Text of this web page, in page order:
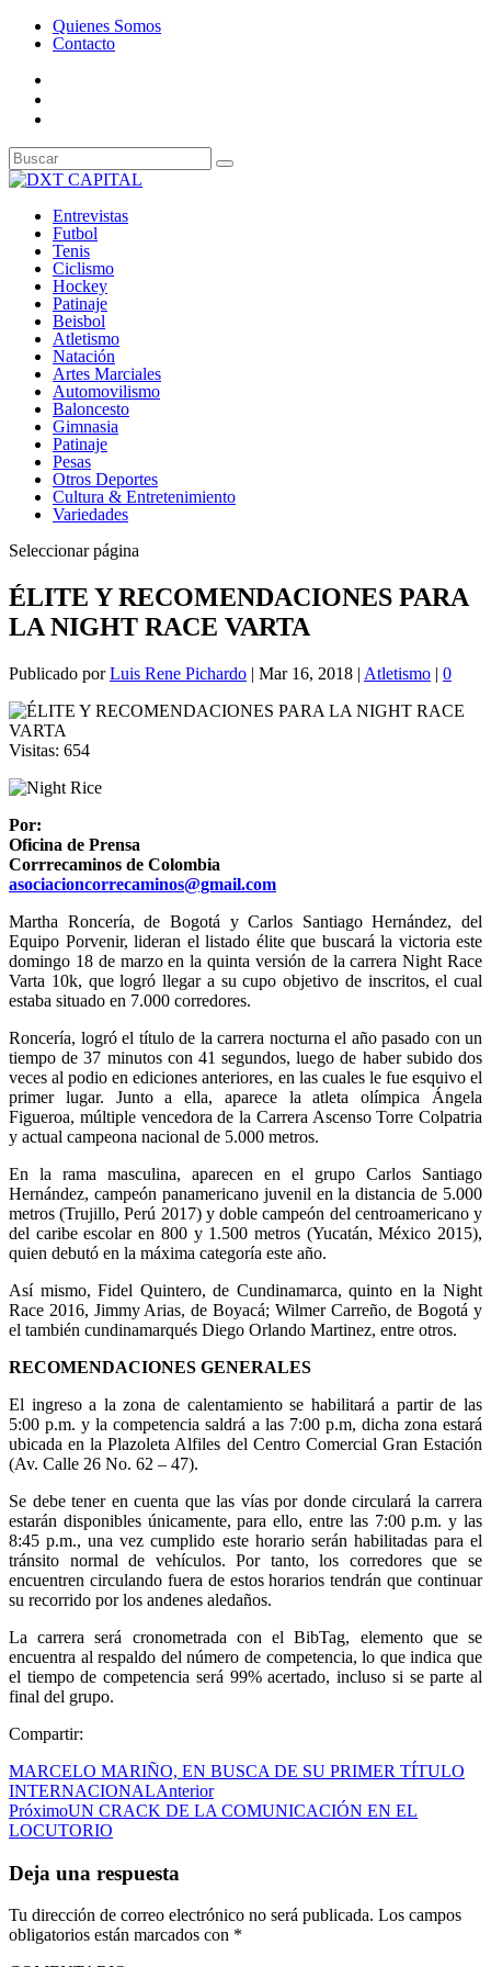
Quienes Somos
Contacto
Entrevistas
Futbol
Tenis
Ciclismo
Hockey
Patinaje
Beisbol
Atletismo
Natación
Artes Marciales
Automovilismo
Baloncesto
Gimnasia
Patinaje
Pesas
Otros Deportes
Cultura & Entretenimiento
Variedades
Seleccionar página
ÉLITE Y RECOMENDACIONES PARA
LA NIGHT RACE VARTA
Publicado porLuis Rene Pichardo | Mar 16, 2018 | Atletismo | 0
Visitas: 654
Por:
Oficina de Prensa
Corrrecaminos de Colombia
asociacioncorrecaminos@gmail.com
Martha Roncería, de Bogotá y Carlos Santiago Hernández, del
Equipo Porvenir, lideran el listado élite que buscará la victoria este
domingo 18 de marzo en la quinta versión de la carrera Night Race
Varta 10k, que logró llegar a su cupo objetivo de inscritos, el cual
estaba situado en 7.000 corredores.
Roncería, logró el título de la carrera nocturna el año pasado con un
tiempo de 37 minutos con 41 segundos, luego de haber subido dos
veces al podio en ediciones anteriores, en las cuales le fue esquivo el
primer lugar. Junto a ella, aparece la atleta olímpica Ángela
Figueroa, múltiple vencedora de la Carrera Ascenso Torre Colpatria
y actual campeona nacional de 5.000 metros.
En la rama masculina, aparecen en el grupo Carlos Santiago
Hernández, campeón panamericano juvenil en la distancia de 5.000
metros (Trujillo, Perú 2017) y doble campeón del centroamericano y
del caribe escolar en 800 y 1.500 metros (Yucatán, México 2015),
quien debutó en la máxima categoría este año.
Así mismo, Fidel Quintero, de Cundinamarca, quinto en la Night
Race 2016, Jimmy Arias, de Boyacá; Wilmer Carreño, de Bogotá y
el también cundinamarqués Diego Orlando Martinez, entre otros.
RECOMENDACIONES GENERALES
El ingreso a la zona de calentamiento se habilitará a partir de las
5:00 p.m. y la competencia saldrá a las 7:00 p.m, dicha zona estará
ubicada en la Plazoleta Alfiles del Centro Comercial Gran Estación
(Av. Calle 26 No. 62 – 47).
Se debe tener en cuenta que las vías por donde circulará la carrera
estarán disponibles únicamente, para ello, entre las 7:00 p.m. y las
8:45 p.m., una vez cumplido este horario serán habilitadas para el
tránsito normal de vehículos. Por tanto, los corredores que se
encuentren circulando fuera de estos horarios tendrán que continuar
su recorrido por los andenes aledaños.
La carrera será cronometrada con el BibTag, elemento que se
encuentra al respaldo del número de competencia, lo que indica que
el tiempo de competencia será 99% acertado, incluso si se parte al
final del grupo.
Compartir:
MARCELO MARIÑO, EN BUSCA DE SU PRIMER TÍTULO
INTERNACIONALAnterior
PróximoUN CRACK DE LA COMUNICACIÓN EN EL
LOCUTORIO
Deja una respuesta
Tu dirección de correo electrónico no será publicada. Los campos
obligatorios están marcados con *